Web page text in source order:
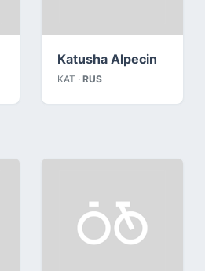
Katusha Alpecin
KAT · RUS